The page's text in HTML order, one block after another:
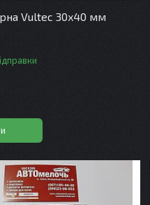
Vultec 30x40 мм